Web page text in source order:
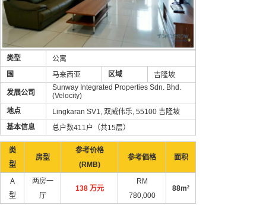
类型
公寓
国
马来西亚 区域 吉隆坡
发展公司
Sunway Integrated Properties Sdn. Bhd.
(Velocity)
地点
Lingkaran SV1, 双威伟乐, 55100 吉隆坡
基本信息
总户数411户（共15层）
类
型
房型
参考价格
(RMB)
参考価格 面积
A
型
两房一
厅
138 万元
RM
780,000
88m²